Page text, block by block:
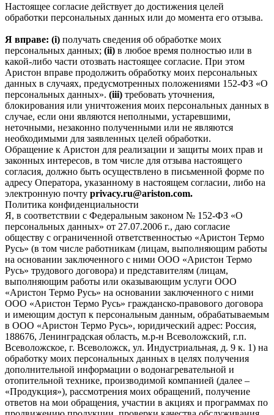
Настоящее согласие действует до достижения целей
обработки персональных данных или до момента его отзыва.
Я вправе: (i) получать сведения об обработке моих
персональных данных; (ii) в любое время полностью или в
какой-либо части отозвать настоящее согласие. При этом
Аристон вправе продолжить обработку моих персональных
данных в случаях, предусмотренных положениями 152-ФЗ «О
персональных данных». (iii) требовать уточнения,
блокирования или уничтожения моих персональных данных в
случае, если они являются неполными, устаревшими,
неточными, незаконно полученными или не являются
необходимыми для заявленных целей обработки.
Обращение к Аристон для реализации и защиты моих прав и
законных интересов, в том числе для отзыва настоящего
согласия, должно быть осуществлено в письменной форме по
адресу Оператора, указанному в настоящем согласии, либо на
электронную почту privacy.ru@ariston.com.
Политика конфиденциальности
Я, в соответствии с Федеральным законом № 152-ФЗ «О
персональных данных» от 27.07.2006 г., даю согласие
обществу с ограниченной ответственностью «Аристон Термо
Русь» (в том числе работникам (лицам, выполняющим работы
на основании заключенного с ними ООО «Аристон Термо
Русь» трудового договора) и представителям (лицам,
выполняющим работы или оказывающим услуги ООО
«Аристон Термо Русь» на основании заключенного с ними
ООО «Аристон Термо Русь» гражданско-правового договора
и имеющим доступ к персональным данным, обрабатываемым
в ООО «Аристон Термо Русь», юридический адрес: Россия,
188676, Ленинградская область, м.р-н Всеволожский, г.п.
Всеволожское, г. Всеволожск, ул. Индустриальная, д. 9 к. 1) на
обработку моих персональных данных в целях получения
дополнительной информации о водонагревательной и
отопительной технике, производимой компанией (далее –
«Продукция»), рассмотрения моих обращений, получение
ответов на мои обращения, участии в акциях и программах по